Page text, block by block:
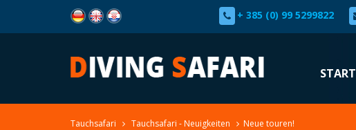
+ 385 (0) 99 5299822
START
Tauchsafari Tauchsafari - Neuigkeiten Neue touren!